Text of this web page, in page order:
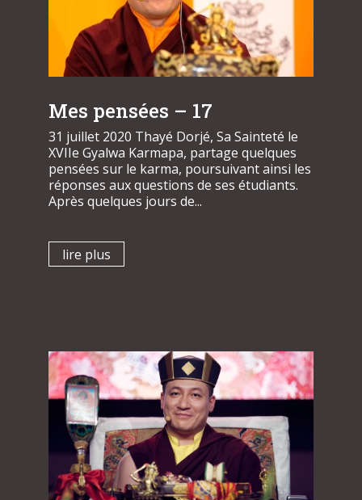
Mes pensées – 17
31 juillet 2020 Thayé Dorjé, Sa Sainteté le
XVIIe Gyalwa Karmapa, partage quelques
pensées sur le karma, poursuivant ainsi les
réponses aux questions de ses étudiants.
Après quelques jours de...
lire plus